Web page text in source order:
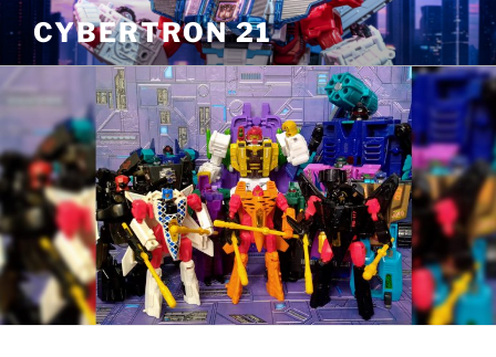
Skip
to
content
CYBERTRON 21